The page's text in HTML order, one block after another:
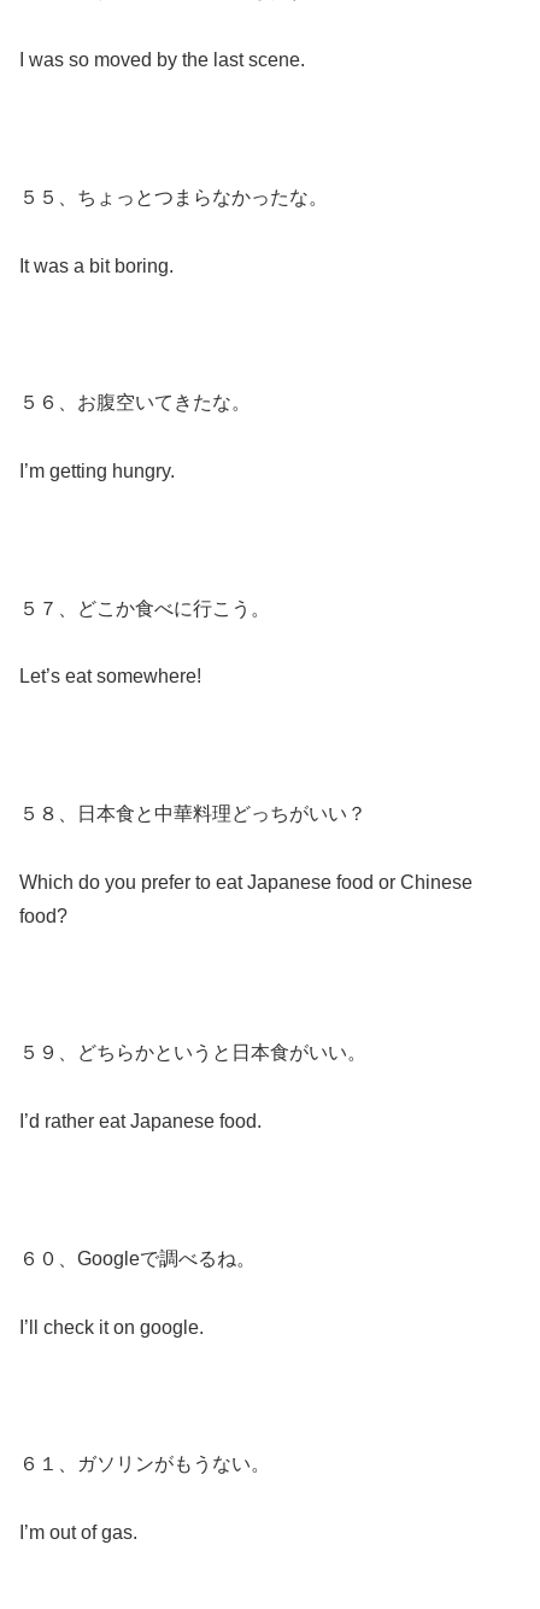
I was so moved by the last scene.
５５、ちょっとつまらなかったな。
It was a bit boring.
５６、お腹空いてきたな。
I’m getting hungry.
５７、どこか食べに行こう。
Let’s eat somewhere!
５８、日本食と中華料理どっちがいい？
Which do you prefer to eat Japanese food or Chinese
food?
５９、どちらかというと日本食がいい。
I’d rather eat Japanese food.
６０、Googleで調べるね。
I’ll check it on google.
６１、ガソリンがもうない。
I’m out of gas.